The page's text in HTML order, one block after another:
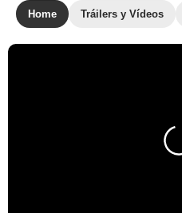
Home Tráilers y Vídeos